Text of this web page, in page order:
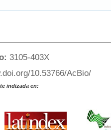
3105-403X
10.53766/AcBio/
indizada en: